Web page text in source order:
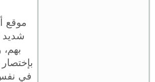
موقع
شديد
في نفس